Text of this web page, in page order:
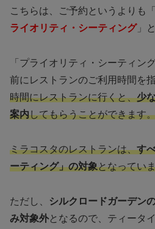
こちらは、ご予約というよりも「
ライオリティ・シーティング」
「プライオリティ・シーティン
前にレストランのご利用時間を
時間にレストランに行くと、少
案内してもらうことができます
ミラコスタのレストランは、す
ーティング」の対象となってい
ただし、
シルクロードガーデン
み対象外となるので、ティータ